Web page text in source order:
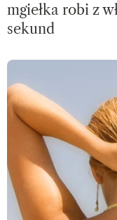
mgiełka robi z
sekund